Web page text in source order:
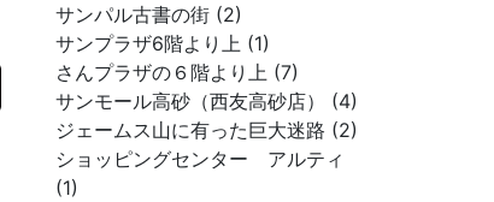
サンパル古書の街 (2)
サンプラザ6階より上 (1)
さんプラザの６階より上 (7)
サンモール高砂（西友高砂店） (4)
ジェームス山に有った巨大迷路 (2)
ショッピングセンター アルティ
(1)